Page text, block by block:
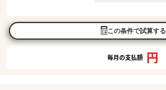
この条件で試算する
毎月の支払額 円